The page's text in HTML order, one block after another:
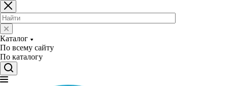
Каталог
По всему сайту
По каталогу